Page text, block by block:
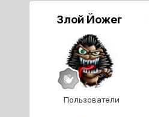
Злой Йожег
Пользователи